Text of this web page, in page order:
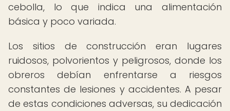
cebolla, lo que indica una alimentación
básica y poco variada.
Los sitios de construcción eran lugares
ruidosos, polvorientos y peligrosos, donde los
obreros debían enfrentarse a riesgos
constantes de lesiones y accidentes. A pesar
de estas condiciones adversas, su dedicación